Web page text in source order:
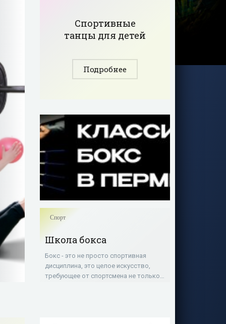
Спортивные
танцы для детей
Подробнее
Спорт
Школа бокса
Бокс - это не просто спортивная
дисциплина, это целое искусство,
требующее от спортсмена не только